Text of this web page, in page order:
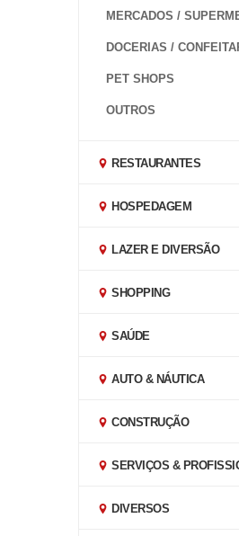
MERCADOS /
DOCERIAS /
PET SHOPS
OUTROS
RESTAURANTES
HOSPEDAGEM
LAZER E DIVERSÃO
SHOPPING
SAÚDE
AUTO & NÁUTICA
CONSTRUÇÃO
SERVIÇOS &
DIVERSOS